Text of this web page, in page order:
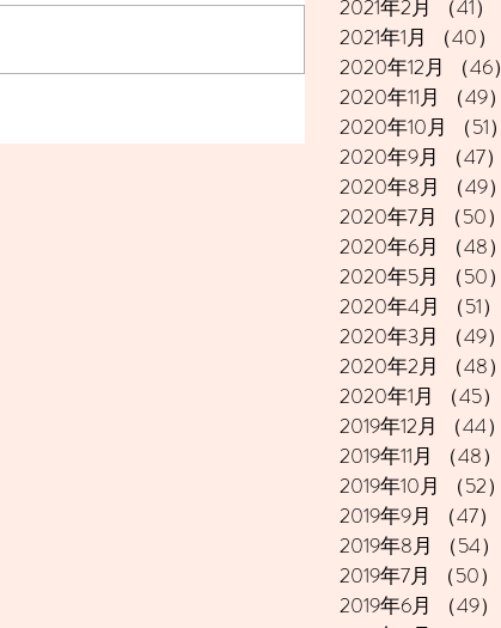
2021年2月
（41）
2021年1月
（40）
2020年12月
（46）
2020年11月
（49）
2020年10月
（51）
2020年9月
（47）
2020年8月
（49）
2020年7月
（50）
2020年6月
（48）
2020年5月
（50）
2020年4月
（51）
2020年3月
（49）
2020年2月
（48）
2020年1月
（45）
2019年12月
（44）
2019年11月
（48）
2019年10月
（52）
2019年9月
（47）
2019年8月
（54）
2019年7月
（50）
2019年6月
（49）